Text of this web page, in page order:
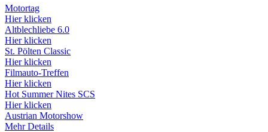
Motortag
Hier klicken
Altblechliebe 6.0
Hier klicken
St. Pölten Classic
Hier klicken
Filmauto-Treffen
Hier klicken
Hot Summer Nites SCS
Hier klicken
Austrian Motorshow
Mehr Details